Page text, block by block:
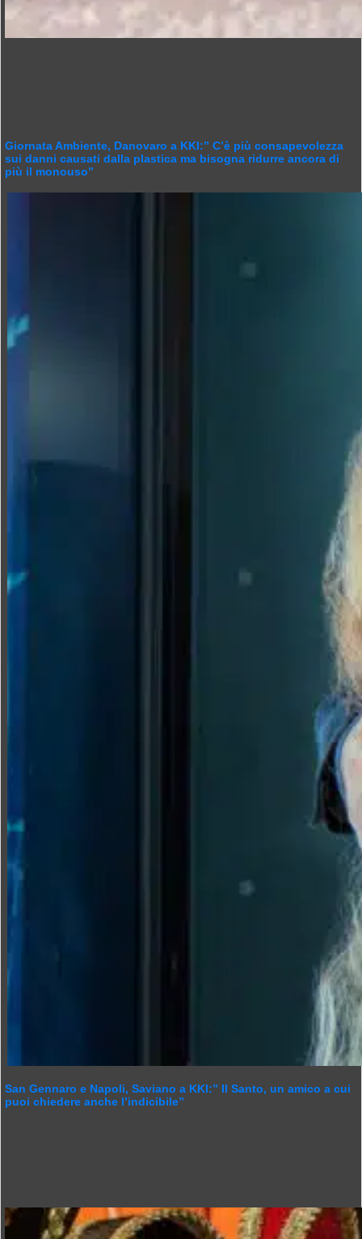
Giornata Ambiente, Danovaro a KKI:” C’è più consapevolezza
sui danni causati dalla plastica ma bisogna ridurre ancora di
più il monouso”
San Gennaro e Napoli, Saviano a KKI:” Il Santo, un amico a cui
puoi chiedere anche l’indicibile”